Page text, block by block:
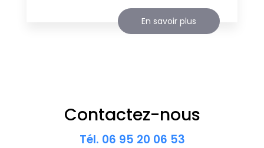
En savoir plus
Contactez-nous
Tél. 06 95 20 06 53